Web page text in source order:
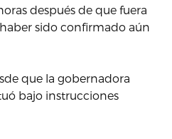
después de que fuera
sido confirmado aún
que la gobernadora
bajo instrucciones